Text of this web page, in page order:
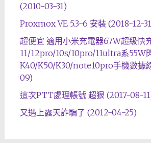
(2010-03-31)
Proxmox VE 5.3-6 安裝 (2018-12-
超便宜 適用小米充電器67W超級快
11/12pro/10s/10pro/11ultra系55W
K40/K50/K30/note10pro手機數據
09)
這次PTT處理帳號 超狠 (2017-08-
又遇上露天詐騙了 (2012-04-25)